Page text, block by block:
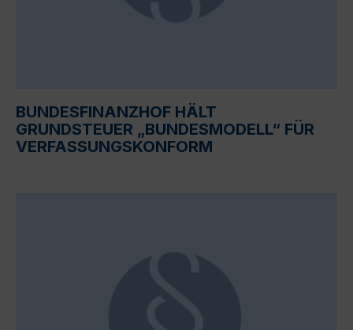
BUNDESFINANZHOF HÄLT
GRUNDSTEUER „BUNDESMODELL“ FÜR
VERFASSUNGSKONFORM